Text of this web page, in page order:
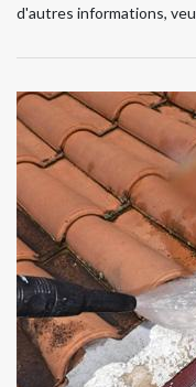
d'autres informations,